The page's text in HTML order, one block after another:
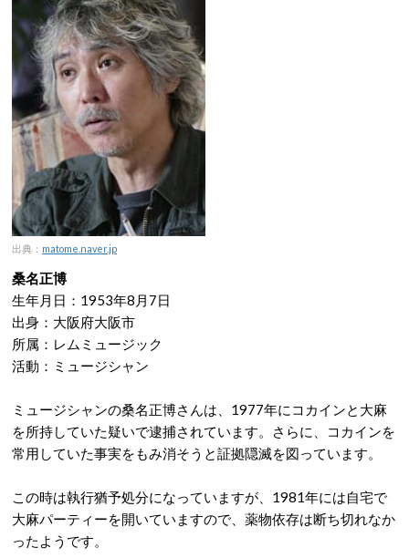
出典： matome.naver.jp
桑名正博
生年月日：1953年8月7日
出身：大阪府大阪市
所属：レムミュージック
活動：ミュージシャン
ミュージシャンの桑名正博さんは、1977年にコカインと大麻
を所持していた疑いで逮捕されています。さらに、コカインを
常用していた事実をもみ消そうと証拠隠滅を図っています。
この時は執行猶予処分になっていますが、1981年には自宅で
大麻パーティーを開いていますので、薬物依存は断ち切れなか
ったようです。